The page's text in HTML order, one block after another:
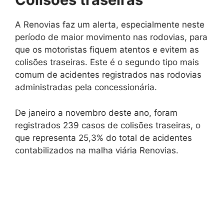
A Renovias faz um alerta, especialmente neste
período de maior movimento nas rodovias, para
que os motoristas fiquem atentos e evitem as
colisões traseiras. Este é o segundo tipo mais
comum de acidentes registrados nas rodovias
administradas pela concessionária.
De janeiro a novembro deste ano, foram
registrados 239 casos de colisões traseiras, o
que representa 25,3% do total de acidentes
contabilizados na malha viária Renovias.